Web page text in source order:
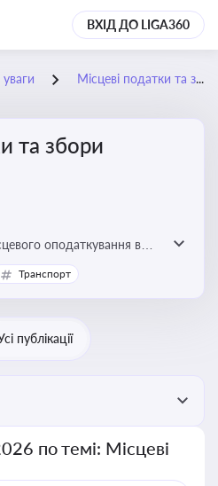
ВХІД ДО LIGA360
Місцеві податки та збори
та збори
оподаткування в
збір, плату за
земельні ділянки, за паркування транспорту
Транспорт
публікації
по темі: Місцеві